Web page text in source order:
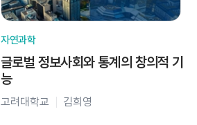
자연과학
글로벌 정보사회와 통계의 창의적 기
능
고려대학교 김희영